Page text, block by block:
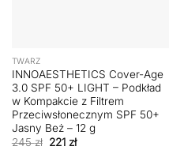
TWARZ
INNOAESTHETICS Cover-Age
3.0 SPF 50+ LIGHT – Podkład
w Kompakcie z Filtrem
Przeciwsłonecznym SPF 50+
Jasny Beż – 12 g
245zł Pierwotna
221 złAktualna